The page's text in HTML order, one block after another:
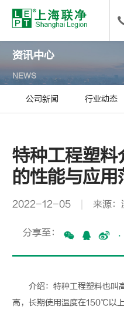
资讯中心
NEWS
公司新闻 行业动态
特种工程塑料
的性能与应用
2022-12-05 来源：
分享至：
介绍：特种工程塑料也叫
高，长期使用温度在150℃以